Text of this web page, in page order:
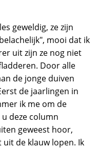
geweldig, ze zijn
mooi dat ik
uit zijn ze nog niet
Door alle
de jonge duiven
de jaarlingen in
ik me om de
deze column
geweest hoor,
de klauw lopen. Ik